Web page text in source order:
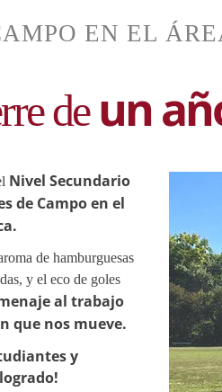
deun
Nivel Secundario
de Campo en el
al trabajo
que nos mueve.